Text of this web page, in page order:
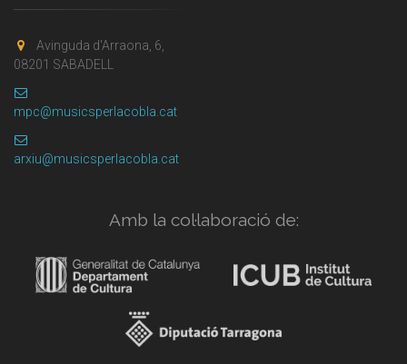
Avinguda d'Arraona, 6,
08201 SABADELL
mpc@musicsperlacobla.cat
arxiu@musicsperlacobla.cat
Amb la col·laboració de: